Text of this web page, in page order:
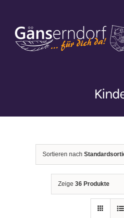
springen
Sortieren nach
Zeige 36 Produkte